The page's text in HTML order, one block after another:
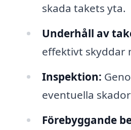
skada takets yta.
Underhåll av
effektivt skyddar
Inspektion:
eventuella
Förebyggande